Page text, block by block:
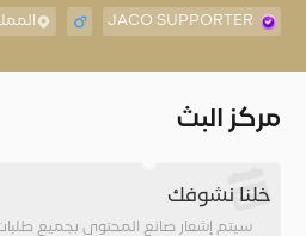
JACO SUPPORTER
مركز البث
خلنا نشوفك
سيتم إشعار صانع المحتوى بجميع